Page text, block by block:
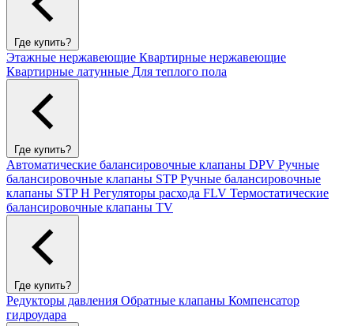
Где купить?
Этажные нержавеющие Квартирные нержавеющие
Квартирные латунные Для теплого пола
Где купить?
Автоматические балансировочные клапаны DPV Ручные
балансировочные клапаны STPРучные балансировочные
клапаны STP H Регуляторы расхода FLV Термостатические
балансировочные клапаны TV
Где купить?
Редукторы давления Обратные клапаны Компенсатор
гидроудара